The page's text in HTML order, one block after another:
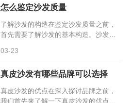
怎么鉴定沙发质量
了解沙发的构造在鉴定沙发质量之前，
首先需要了解沙发的基本构造。沙发通
架，决定了沙发的稳定性和耐用性。常
03-23
真皮沙发有哪些品牌可以选择
真皮沙发的优点在深入探讨品牌之前，
我们首先来了解一下真皮沙发的优点耐